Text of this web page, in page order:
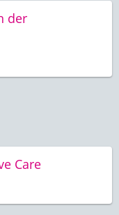
der
Care